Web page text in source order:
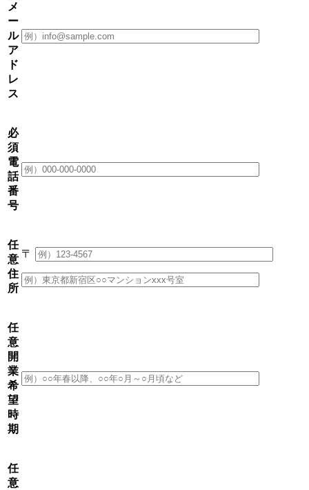
メ
ー
ル
ア
ド
レ
ス
必
須
電
話
番
号
任
意
住
所
〒
任
意
開
業
希
望
時
期
任
意